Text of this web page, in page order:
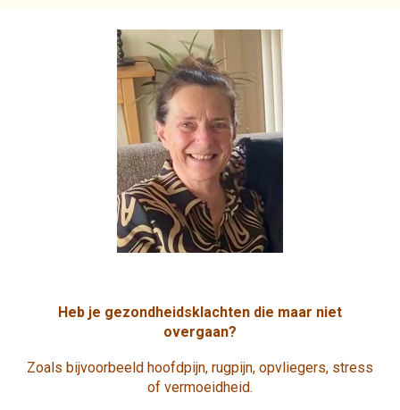
Heb je gezondheidsklachten die maar niet
overgaan?
Zoals bijvoorbeeld hoofdpijn, rugpijn, opvliegers, stress
of vermoeidheid.